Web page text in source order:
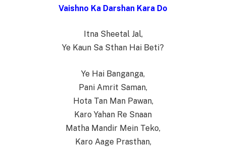
Vaishno Ka Darshan Kara Do
Itna Sheetal Jal,
Ye Kaun Sa Sthan Hai Beti?
Ye Hai Banganga,
Pani Amrit Saman,
Hota Tan Man Pawan,
Karo Yahan Re Snaan
Matha Mandir Mein Teko,
Karo Aage Prasthan,